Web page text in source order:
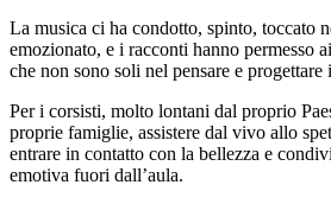
La musica ci ha condotto, spinto, toccato
emozionato, e i racconti hanno permesso
che non sono soli nel pensare e
Per i corsisti, molto lontani dal proprio
proprie famiglie, assistere dal vivo allo
entrare in contatto con la bellezza e
emotiva fuori dall’aula.